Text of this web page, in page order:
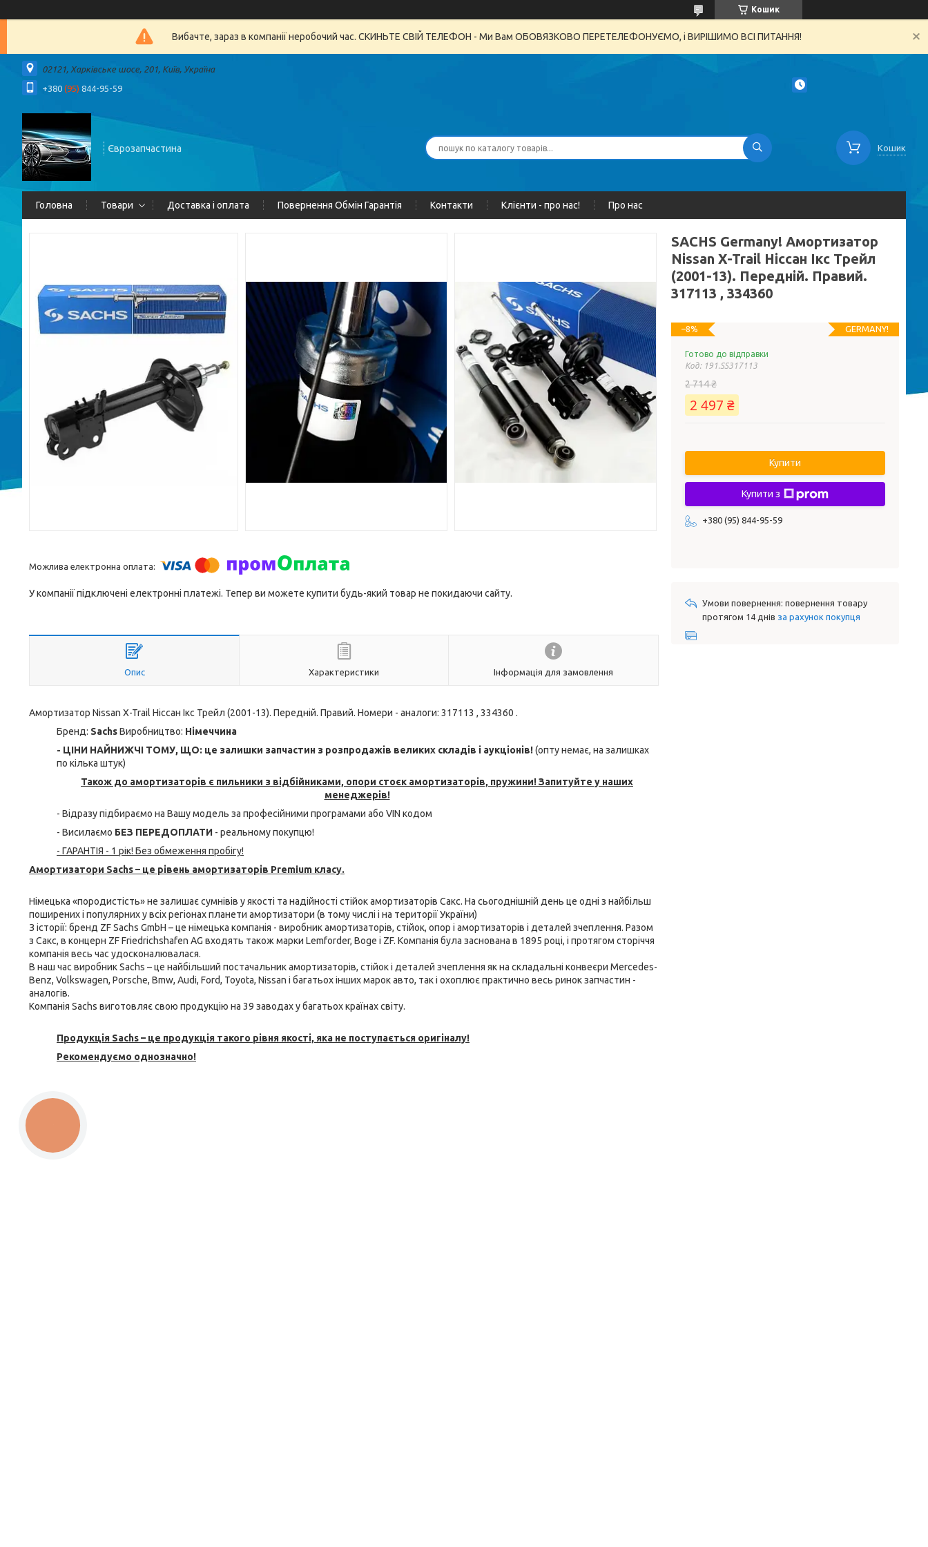
Кошик
Вибачте, зараз в компанії неробочий час. СКИНЬТЕ СВІЙ ТЕЛЕФОН - Ми Вам ОБОВЯЗКОВО ПЕРЕТЕЛЕФОНУЄМО, і ВИРІШИМО ВСІ ПИТАННЯ!
02121, Харківське шосе, 201, Київ, Україна
+380 (95) 844-95-59
Єврозапчастина Кошик
Головна Товари Доставка і оплата Повернення Обмін Гарантія Контакти Клієнти - про нас! Про нас
У компанії підключені електронні платежі. Тепер ви можете купити будь-який товар не покидаючи сайту.
Опис Характеристики Інформація для замовлення
Амортизатор Nissan X-Trail Ніссан Ікс Трейл (2001-13). Передній. Правий. Номери - аналоги: 317113 , 334360 .
Бренд: SachsВиробництво: Німеччина
- ЦІНИ НАЙНИЖЧІ ТОМУ, ЩО: це залишки запчастин з розпродажів великих складів і аукціонів!(опту немає, на залишках
по кілька штук)
Також до амортизаторів є пильники з відбійниками, опори стоєк амортизаторів, пружини! Запитуйте у наших
менеджерів!
- Відразу підбираємо на Вашу модель за професійними програмами або VIN кодом
- Висилаємо БЕЗ ПЕРЕДОПЛАТИ - реальному покупцю!
- ГАРАНТІЯ - 1 рік! Без обмеження пробігу!
Амортизатори Sachs – це рівень амортизаторів Premium класу.
Німецька «породистість» не залишає сумнівів у якості та надійності стійок амортизаторів Сакс. На сьогоднішній день це одні з найбільш
поширених і популярних у всіх регіонах планети амортизатори (в тому числі і на території України)
З історії: бренд ZF Sachs GmbH – це німецька компанія - виробник амортизаторів, стійок, опор і амортизаторів і деталей зчеплення. Разом
з Сакс, в концерн ZF Friedrichshafen AG входять також марки Lemforder, Boge і ZF. Компанія була заснована в 1895 році, і протягом сторіччя
компанія весь час удосконалювалася.
В наш час виробник Sachs – це найбільший постачальникамортизаторів, стійок і деталей зчеплення як на складальні конвеєри Mercedes-
Benz, Volkswagen, Porsche, Bmw, Audi, Ford, Toyota, Nissan і багатьох інших марок авто, так і охоплює практично весь ринок запчастин -
аналогів.
Компанія Sachs виготовляє свою продукцію на 39 заводах у багатьох країнах світу.
Продукція Sachs – це продукція такого рівня якості, яка не поступається оригіналу!
Рекомендуємо однозначно!
SACHS Germany! Амортизатор
Nissan X-Trail Ніссан Ікс Трейл
(2001-13). Передній. Правий.
317113 , 334360
GERMANY!
–8%
Готово до відправки
Код: 191.SS317113
2 714 ₴
2 497 ₴
Купити
Купити з
+380 (95) 844-95-59
повернення товару
протягом 14 днів за рахунок покупця